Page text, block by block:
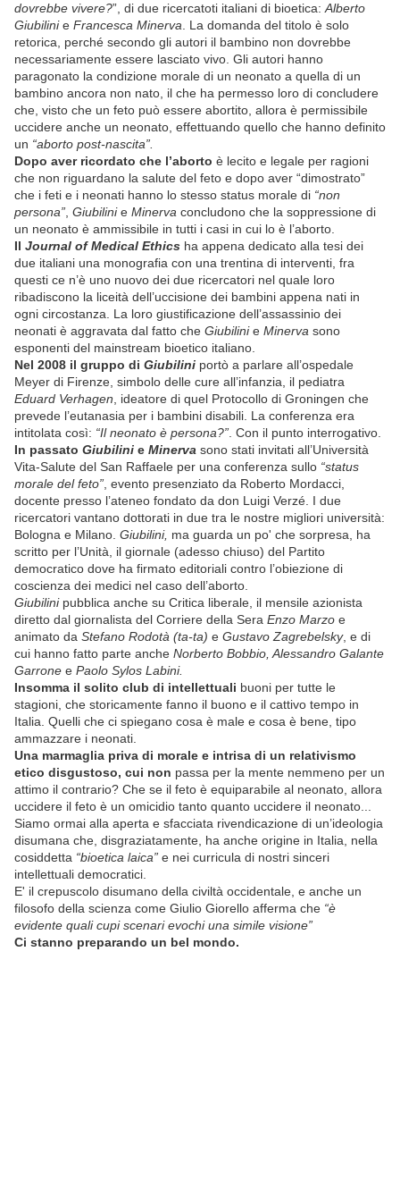
dovrebbe vivere?”, di due ricercatoti italiani di bioetica: Alberto
Giubilinie Francesca Minerva . La domanda del titolo è solo
retorica, perché secondo gli autori il bambino non dovrebbe
necessariamente essere lasciato vivo. Gli autori hanno
paragonato la condizione morale di un neonato a quella di un
bambino ancora non nato, il che ha permesso loro di concludere
che, visto che un feto può essere abortito, allora è permissibile
uccidere anche un neonato, effettuando quello che hanno definito
un “aborto post-nascita”.
Dopo aver ricordato che l’aborto è lecito e legale per ragioni
che non riguardano la salute del feto e dopo aver “dimostrato”
che i feti e i neonati hanno lo stesso status morale di “non
persona” Giubilinie Minerva concludono che la soppressione di
un neonato è ammissibile in tutti i casi in cui lo è l’aborto.
Il Journal of Medical Ethics ha appena dedicato alla tesi dei
due italiani una monografia con una trentina di interventi, fra
questi ce n’è uno nuovo dei due ricercatori nel quale loro
ribadiscono la liceità dell’uccisione dei bambini appena nati in
ogni circostanza. La loro giustificazione dell’assassinio dei
neonati è aggravata dal fatto che Giubilinie Minerva sono
esponenti del mainstream bioetico italiano.
Nel 2008 il gruppo di Giubilini portò a parlare all’ospedale
Meyer di Firenze, simbolo delle cure all’infanzia, il pediatra
Eduard Verhagen , ideatore di quel Protocollo di Groningen che
prevede l’eutanasia per i bambini disabili. La conferenza era
intitolata così: “Il neonato è persona?” . Con il punto interrogativo.
In passato Giubilini e Minerva sono stati invitati all’Università
Vita-Salute del San Raffaele per una conferenza sullo “status
morale del feto” , evento presenziato da Roberto Mordacci,
docente presso l’ateneo fondato da don Luigi Verzé. I due
ricercatori vantano dottorati in due tra le nostre migliori università:
Bologna e Milano. Giubilini, ma guarda un po' che sorpresa, ha
scritto per l’Unità, il giornale (adesso chiuso) del Partito
democratico dove ha firmato editoriali contro l’obiezione di
coscienza dei medici nel caso dell’aborto.
Giubilinipubblica anche su Critica liberale, il mensile azionista
diretto dal giornalista del Corriere della Sera Enzo Marzo e
animato da Stefano Rodotà (ta-ta) e Gustavo Zagrebelsky, e di
cui hanno fatto parte anche Norberto Bobbio, Alessandro Galante
Garrone e Paolo Sylos Labini.
Insomma il solito club di intellettuali buoni per tutte le
stagioni, che storicamente fanno il buono e il cattivo tempo in
Italia. Quelli che ci spiegano cosa è male e cosa è bene, tipo
ammazzare i neonati.
Una marmaglia priva di morale e intrisa di un relativismo
etico disgustoso, cui non passa per la mente nemmeno per un
attimo il contrario? Che se il feto è equiparabile al neonato, allora
uccidere il feto è un omicidio tanto quanto uccidere il neonato...
Siamo ormai alla aperta e sfacciata rivendicazione di un’ideologia
disumana che, disgraziatamente, ha anche origine in Italia, nella
cosiddetta “bioetica laica” e nei curricula di nostri sinceri
intellettuali democratici.
E' il crepuscolo disumano della civiltà occidentale, e anche un
filosofo della scienza come Giulio Giorello afferma che “è
evidente quali cupi scenari evochi una simile visione”
Ci stanno preparando un bel mondo.